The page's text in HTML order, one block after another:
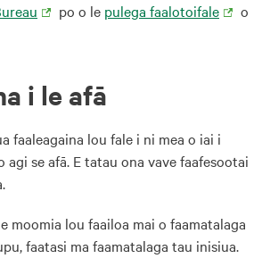
po o le pulega faalotoifale
o
i le afā
faaleagaina lou fale i ni mea o iai i
agi se afā. E tatau ona vave faafesootai
moomia lou faailoa mai o faamatalaga
faatasi ma faamatalaga tau inisiua.